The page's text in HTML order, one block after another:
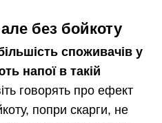
без бойкоту
споживачів у
напої в такій
говорять про ефект
попри скарги, не